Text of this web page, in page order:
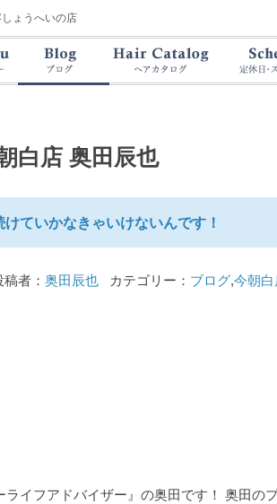
ょうへいの店
白店 奥田辰也
ていかなきゃいけないんです！
者： 奥田辰也カテゴリー： ブログ,今朝白
イフアドバイザー』の奥田です！ 奥田の